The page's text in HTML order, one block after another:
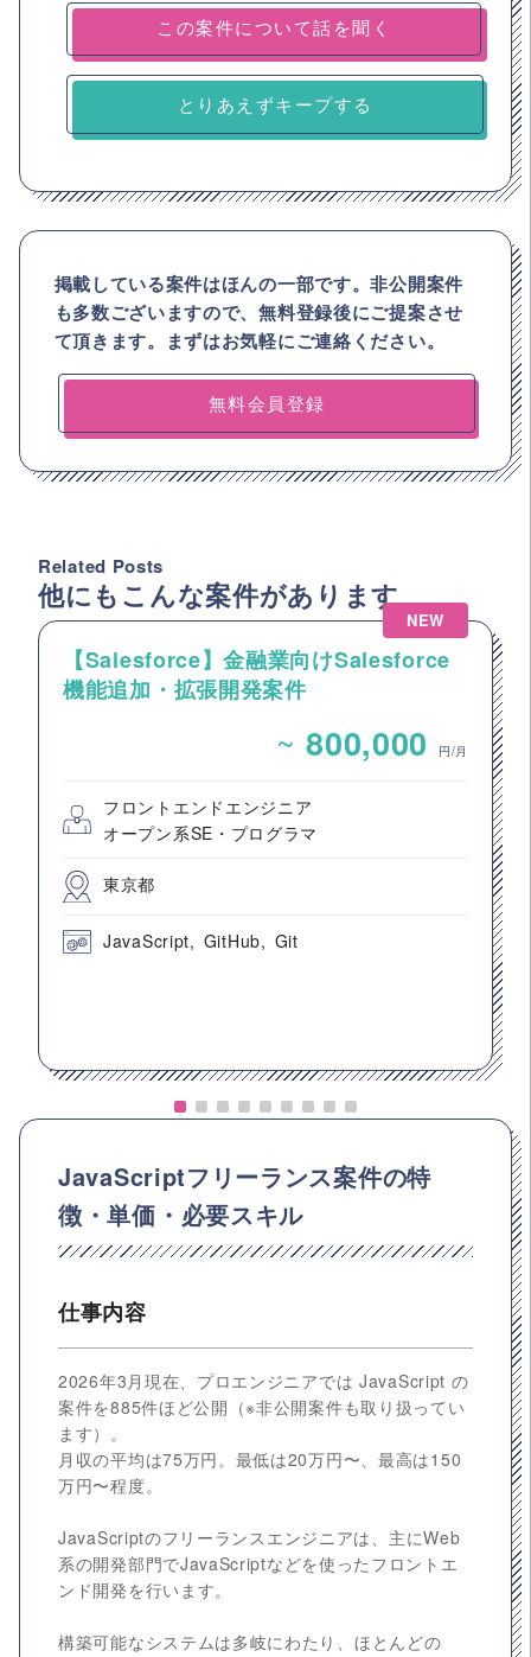
とりあえずキープする
掲載している案件はほんの一部です。非公開案件
も多数ございますので、無料登録後にご提案させ
て頂きます。まずはお気軽にご連絡ください。
無料会員登録
Related Posts
他にもこんな案件があります
NEW
【Salesforce】金融業向けSalesforce
機能追加・拡張開発案件
~ 800,000 円/月
フロントエンドエンジニア
オープン系SE・プログラマ
東京都
JavaScript GitHub Git
JavaScriptフリーランス案件の特
徴・単価・必要スキル
仕事内容
2026年3月現在、プロエンジニアでは JavaScript の
案件を885件ほど公開（※非公開案件も取り扱ってい
ます）。
月収の平均は75万円。最低は20万円〜、最高は150
万円〜程度。
JavaScriptのフリーランスエンジニアは、主にWeb
系の開発部門でJavaScriptなどを使ったフロントエ
ンド開発を行います。
構築可能なシステムは多岐にわたり、ほとんどの